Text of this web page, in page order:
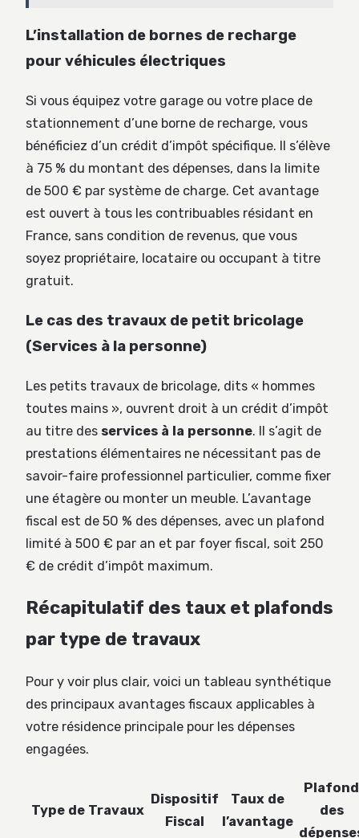
L’installation de bornes de recharge
pour véhicules électriques
Si vous équipez votre garage ou votre place de
stationnement d’une borne de recharge, vous
bénéficiez d’un crédit d’impôt spécifique. Il s’élève
à 75 % du montant des dépenses, dans la limite
de 500 € par système de charge. Cet avantage
est ouvert à tous les contribuables résidant en
France, sans condition de revenus, que vous
soyez propriétaire, locataire ou occupant à titre
gratuit.
Le cas des travaux de petit bricolage
(Services à la personne)
Les petits travaux de bricolage, dits « hommes
toutes mains », ouvrent droit à un crédit d’impôt
au titre des services à la personne. Il s’agit de
prestations élémentaires ne nécessitant pas de
savoir-faire professionnel particulier, comme fixer
une étagère ou monter un meuble. L’avantage
fiscal est de 50 % des dépenses, avec un plafond
limité à 500 € par an et par foyer fiscal, soit 250
€ de crédit d’impôt maximum.
Récapitulatif des taux et plafonds
par type de travaux
Pour y voir plus clair, voici un tableau synthétique
des principaux avantages fiscaux applicables à
votre résidence principale pour les dépenses
engagées.
Type de Travaux
Dispositif
Fiscal
Taux de
l’avantage
Plafond
des